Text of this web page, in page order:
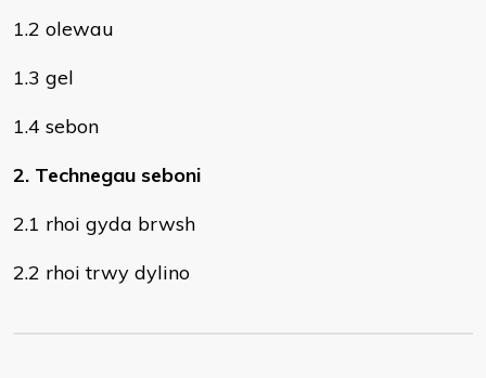
1.2 olewau
1.3 gel
1.4 sebon
2. Technegau seboni
2.1 rhoi gyda brwsh
2.2 rhoi trwy dylino